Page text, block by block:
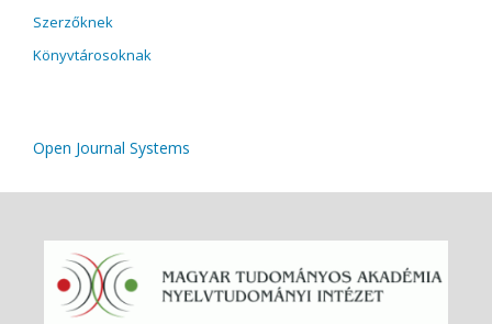
Szerzőknek
Könyvtárosoknak
Open Journal Systems